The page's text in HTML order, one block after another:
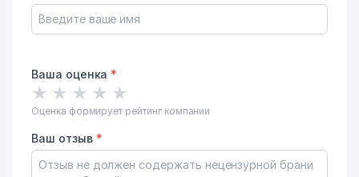
Ваша оценка *
★ ★ ★ ★ ★
Оценка формирует рейтинг компании
Ваш отзыв *